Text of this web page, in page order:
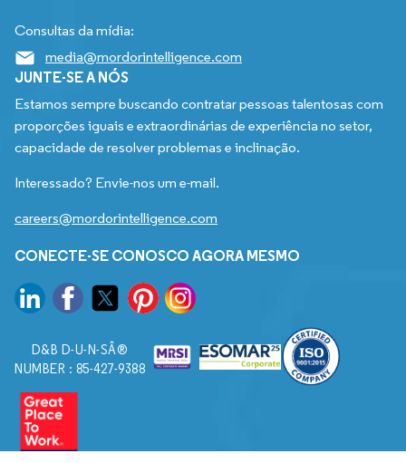
Consultas da mídia:
media@mordorintelligence.com
JUNTE-SE A NÓS
Estamos sempre buscando contratar pessoas talentosas com
proporções iguais e extraordinárias de experiência no setor,
capacidade de resolver problemas e inclinação.
Interessado? Envie-nos um e-mail.
careers@mordorintelligence.com
CONECTE-SE CONOSCO AGORA MESMO
D&B D-U-N-SÂ®
NUMBER : 85-427-9388